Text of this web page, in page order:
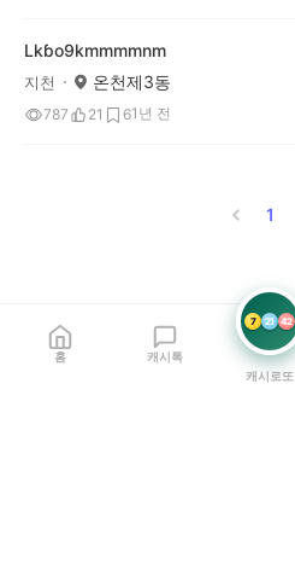
Lkɓo9kmmmmnm
지천 온천제3동
787 21 61년 전
1
홈 캐시톡
7 21 42
캐시로또